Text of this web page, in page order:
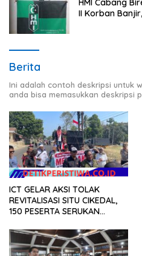
HMI Cabang
II Korban
Berita
Ini adalah contoh deskripsi untuk
anda bisa memasukkan deskripsi
ICT GELAR AKSI TOLAK
REVITALISASI SITU CIKEDAL,
150 PESERTA SERUKAN